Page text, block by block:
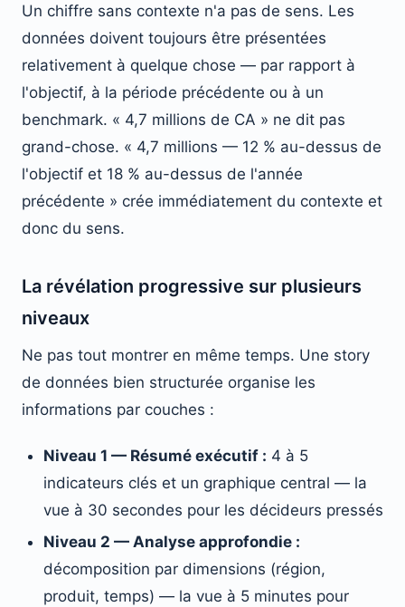
Un chiffre sans contexte n'a pas de sens. Les
données doivent toujours être présentées
relativement à quelque chose — par rapport à
l'objectif, à la période précédente ou à un
benchmark. « 4,7 millions de CA » ne dit pas
grand-chose. « 4,7 millions — 12 % au-dessus de
l'objectif et 18 % au-dessus de l'année
précédente » crée immédiatement du contexte et
donc du sens.
La révélation progressive sur plusieurs
niveaux
Ne pas tout montrer en même temps. Une story
de données bien structurée organise les
informations par couches :
Niveau 1 — Résumé exécutif : 4 à 5
indicateurs clés et un graphique central — la
vue à 30 secondes pour les décideurs pressés
Niveau 2 — Analyse approfondie :
décomposition par dimensions (région,
produit, temps) — la vue à 5 minutes pour